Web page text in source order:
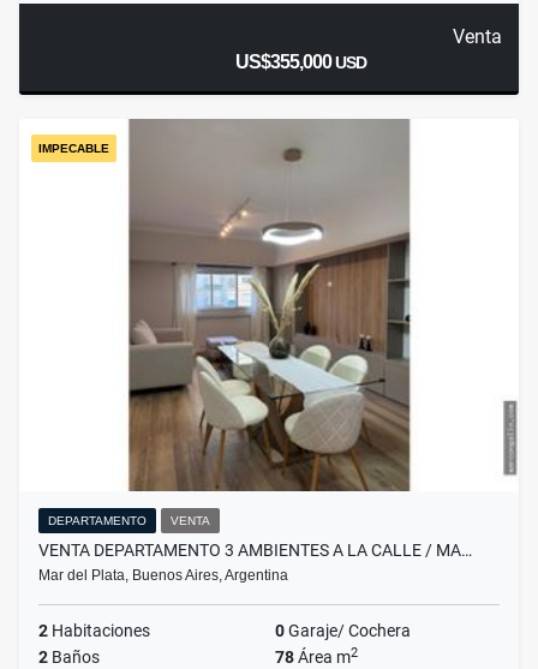
Venta
US$355,000USD
IMPECABLE
DEPARTAMENTO VENTA
VENTA DEPARTAMENTO 3 AMBIENTES A LA CALLE / MA…
Mar del Plata, Buenos Aires, Argentina
2 Habitaciones 0Garaje/ Cochera
2 Baños 78Área m2